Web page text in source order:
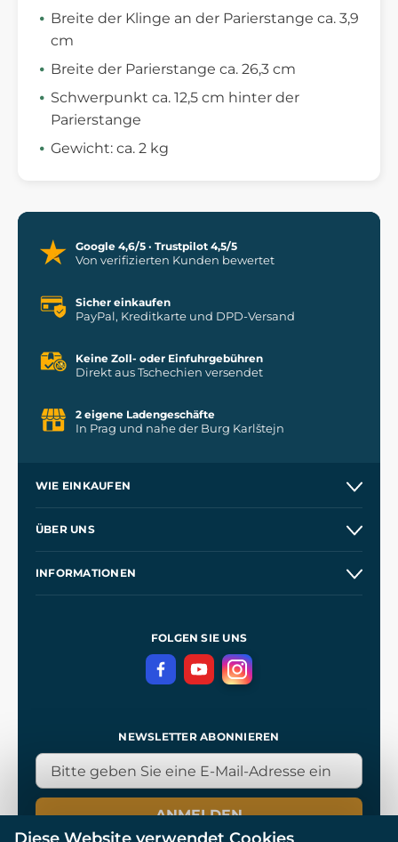
Breite der Klinge an der Parierstange ca. 3,9
cm
Breite der Parierstange ca. 26,3 cm
Schwerpunkt ca. 12,5 cm hinter der
Parierstange
Gewicht: ca. 2 kg
Google 4,6/5 · Trustpilot 4,5/5
Von verifizierten Kunden bewertet
Sicher einkaufen
PayPal, Kreditkarte und DPD-Versand
Keine Zoll- oder Einfuhrgebühren
Direkt aus Tschechien versendet
2 eigene Ladengeschäfte
In Prag und nahe der Burg Karlštejn
WIE EINKAUFEN
Kontakt
ÜBER UNS
INFORMATIONEN
DatenschutzerklärungFOLGEN SIE UNS
NEWSLETTER ABONNIEREN
ANMELDEN